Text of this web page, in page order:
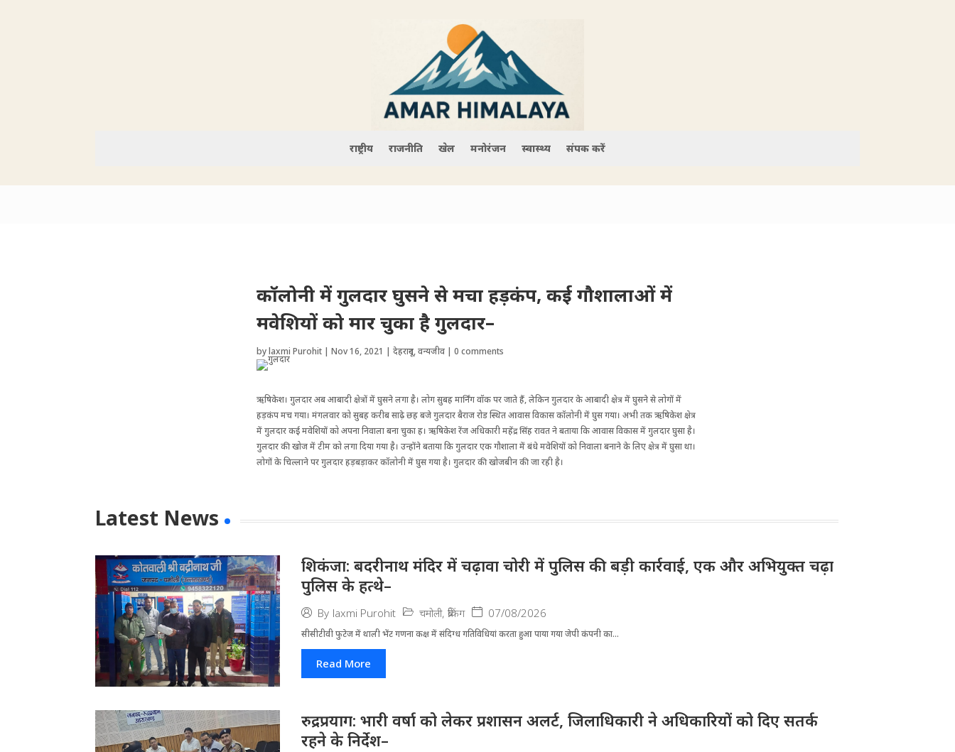
राष्ट्रीय राजनीति खेल मनोरंजन स्वास्थ्य संपर्क करें
कॉलोनी में गुलदार घुसने से मचा हड़कंप, कई गौशालाओं में
मवेशियों को मार चुका है गुलदार–
bylaxmi Purohit |Nov 16, 2021 |देहरादून,वन्यजीव |0 comments
ऋषिकेश। गुलदार अब आबादी क्षेत्रों में घुसने लगा है। लोग सुबह मार्निंग वॉक पर जाते हैं, लेकिन गुलदार के आबादी क्षेत्र में घुसने से लोगों में
हड़कंप मच गया। मंगलवार को सुबह करीब साढ़े छह बजे गुलदार बैराज रोड स्थित आवास विकास कॉलोनी में घुस गया। अभी तक ऋषिकेश क्षेत्र
में गुलदार कई मवेशियों को अपना निवाला बना चुका ह। ऋषिकेश रेंज अधिकारी महेंद्र सिंह रावत ने बताया कि आवास‌ विकास में गुलदार घुसा है।
गुलदार की खोज में टीम को लगा दिया गया है। उन्होंने बताया कि गुलदार एक गौशाला में बंधे मवेशियों को निवाला बनाने के लिए क्षेत्र में घुसा था।
लोगों के चिल्लाने पर गुलदार हड़बड़ाकर कॉलोनी में घुस गया है। गुलदार की खोजबीन की जा रही है।
Latest News
​शिकंजा: बदरीनाथ मंदिर में चढ़ावा चोरी में पुलिस की बड़ी कार्रवाई, एक और अभियुक्त चढ़ा
पुलिस के हत्थे–
By laxmi Purohit चमोली, ब्रेकिंग 07/08/2026
सीसीटीवी फुटेज में थाली भेंट गणना कक्ष में संदिग्ध गतिविधियां करता हुआ पाया गया जेपी कंपनी का...
Read More
रुद्रप्रयाग: भारी वर्षा को लेकर प्रशासन अलर्ट, जिलाधिकारी ने अधिकारियों को दिए सतर्क
रहने के निर्देश–